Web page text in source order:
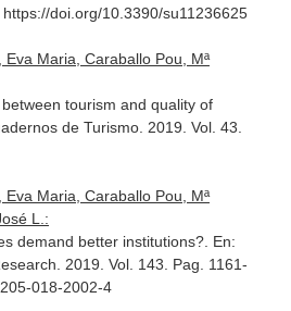
doi.org/10.3390/su11236625
Eva Maria, Caraballo Pou, Mª
tourism and quality of
de Turismo. 2019. Vol. 43.
Eva Maria, Caraballo Pou, Mª
L.:
demand better institutions?. En:
. 2019. Vol. 143. Pag. 1161-
018-2002-4